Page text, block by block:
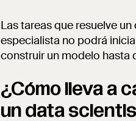
Las tareas que resuelve
especialista no podrá
construir un modelo hasta
¿Cómo lleva a
un data